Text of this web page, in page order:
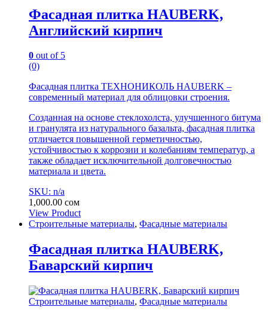
Фасадная плитка HAUBERK,
Английский кирпич
0 out of 5
(0)
Фасадная плитка ТЕХНОНИКОЛЬ HAUBERK –
современный материал для облицовки строения.
Созданная на основе стеклохолста, улучшенного битума
и гранулята из натурального базальта, фасадная плитка
отличается повышенной герметичностью,
устойчивостью к коррозии и колебаниям температур, а
также обладает исключительной долговечностью
материала и цвета.
SKU: n/a
1,000.00 сом
View Product
Строительные материалы, Фасадные материалы
Фасадная плитка HAUBERK,
Баварский кирпич
Строительные материалы, Фасадные материалы